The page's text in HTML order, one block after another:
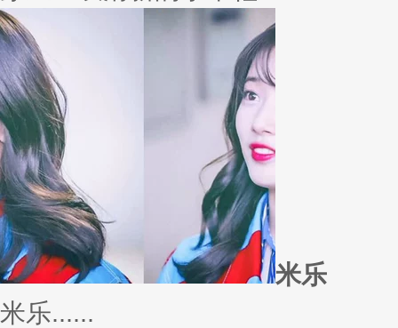
冬季绚烂，少不了羽绒服、毛呢
若......